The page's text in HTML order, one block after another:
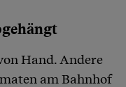
Hand. Andere
am Bahnhof